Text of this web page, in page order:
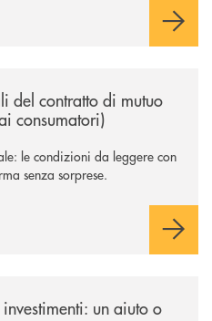
del contratto di mutuo
consumatori)
le condizioni da leggere con
senza sorprese.
un aiuto o